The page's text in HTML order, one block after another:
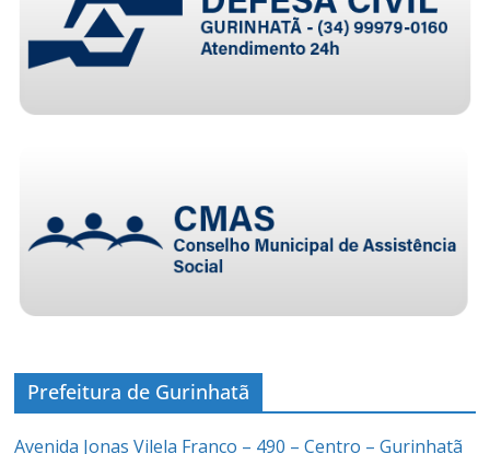
Prefeitura de Gurinhatã
Avenida Jonas Vilela Franco – 490 – Centro – Gurinhatã